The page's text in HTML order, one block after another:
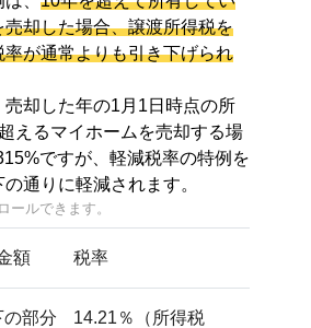
却した場合、譲渡所得税を
が通常よりも引き下げられ
却した年の1月1日時点の所
えるマイホームを売却する場
ですが、軽減税率の特例を
通りに軽減されます。
額 税率
部分
14.21％（所得税